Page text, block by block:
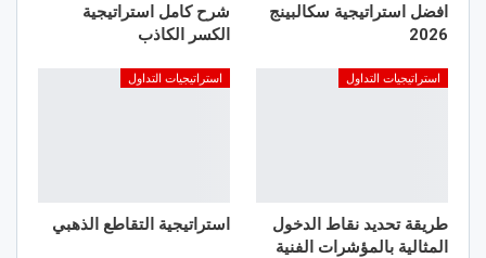
افضل استراتيجية سكالبينج
2026
شرح كامل استراتيجية
الكسر الكاذب
استراتيجيات التداول
طريقة تحديد نقاط الدخول
المثالية بالمؤشرات الفنية
استراتيجيات التداول
استراتيجية التقاطع الذهبي